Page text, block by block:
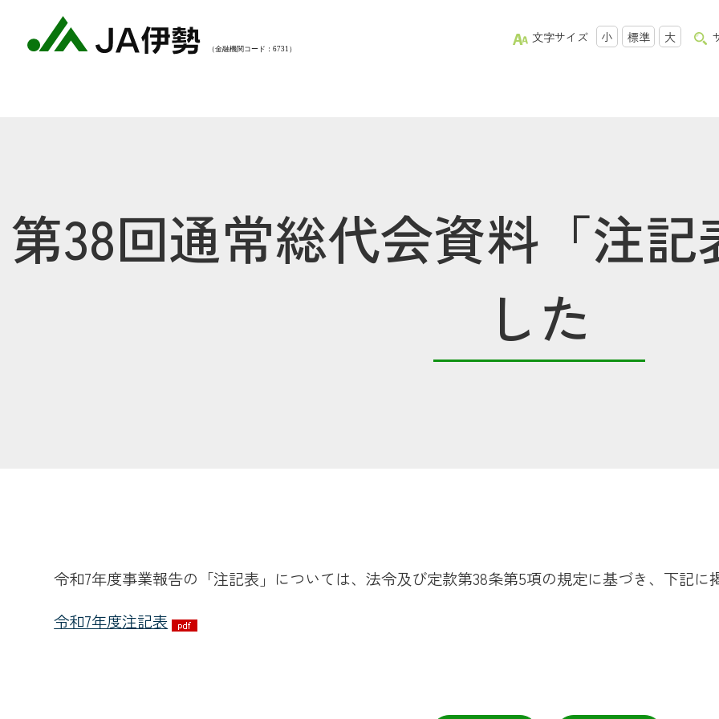
文字サイズ 小 標準 大
第38回通常総代会資料「注
した
令和7年度事業報告の「注記表」については、法令及び定款第38条第5項の規定に基づき、下記に
令和7年度注記表